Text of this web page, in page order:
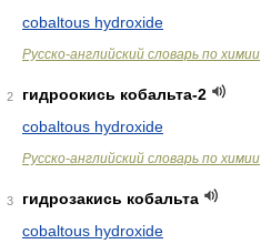
cobaltous hydroxide
Русско-английский словарь по химии
2
гидроокись кобальта-2
cobaltous hydroxide
Русско-английский словарь по химии
3
гидрозакись кобальта
cobaltous hydroxide